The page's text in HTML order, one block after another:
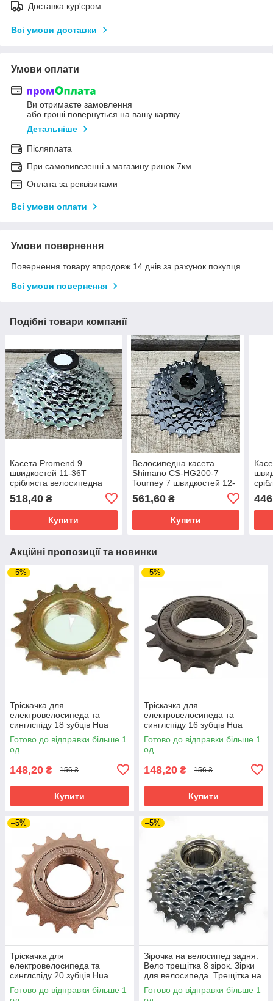
Доставка кур'єром
Всі умови доставки
Умови оплати
Ви отримаєте замовлення
або гроші повернуться на вашу картку
Детальніше
Післяплата
При самовивезенні з магазину ринок 7км
Оплата за реквізитами
Всі умови оплати
Умови повернення
Повернення товару впродовж 14 днів за рахунок покупця
Всі умови повернення
Подібні товари компанії
Касета Promend 9
швидкостей 11-36T
срібляста велосипедна
дев'ятілимок. Розбірна
касета на 9 зірок Promen
518,40 ₴
Купити
Велосипедна касета
Shimano CS-HG200-7
Tourney 7 швидкостей 12-
28T, оригінальна касета
на велосипед Шимано
561,60₴
Купити
Tri-
Акційні пропозиції та новинки
–5%
Тріскачка для
електровелосипеда та
синглспіду 18 зубців Hua
Yuan одинарна нарізна.
Фривіл золотистий для
електробайка
Готово до відправки більше 1
од.
148,20 ₴ 156 ₴
Купити
–5%
Тріскачка для
електровелосипеда та
синглспіду 16 зубців Hua
Yuan одинарна нарізна.
Фривіл для
електровелосипеда та байка
Готово до відправки більше 1
од.
148,20 ₴ 156 ₴
Купити
–5%
Тріскачка для
електровелосипеда та
синглспіду 20 зубців Hua
Yuan одинарна нарізна.
Фривіл для електробайка та
Готово до відправки більше 1
–5%
Зірочка на велосипед задня.
Вело трещітка 8 зірок. Зірки
для велосипеда. Трещітка на
велосипед.
Готово до відправки більше 1